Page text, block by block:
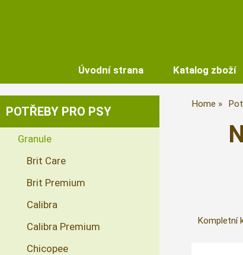
Úvodní strana Katalog zboží
Home
Kompletní
POTŘEBY PRO PSY
Granule
Brit Care
Brit Premium
Calibra
Calibra Premium
Chicopee